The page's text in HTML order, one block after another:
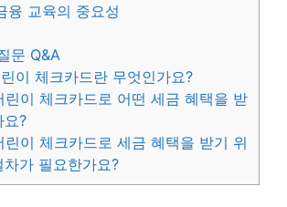
융 교육의 중요성
문 Q&A
이 체크카드란 무엇인가요?
린이 체크카드로 어떤 세금 혜택을 받
요?
린이 체크카드로 세금 혜택을 받기 위
가 필요한가요?